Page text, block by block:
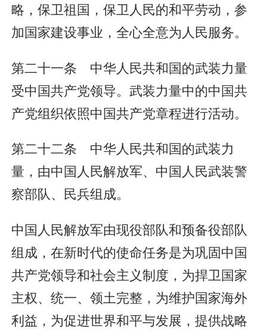
略，保卫祖国，保卫人民的和平劳动，参
加国家建设事业，全心全意为人民服务。
第二十一条 中华人民共和国的武装力量
受中国共产党领导。武装力量中的中国共
产党组织依照中国共产党章程进行活动。
第二十二条 中华人民共和国的武装力
量，由中国人民解放军、中国人民武装警
察部队、民兵组成。
中国人民解放军由现役部队和预备役部队
组成，在新时代的使命任务是为巩固中国
共产党领导和社会主义制度，为捍卫国家
主权、统一、领土完整，为维护国家海外
利益，为促进世界和平与发展，提供战略